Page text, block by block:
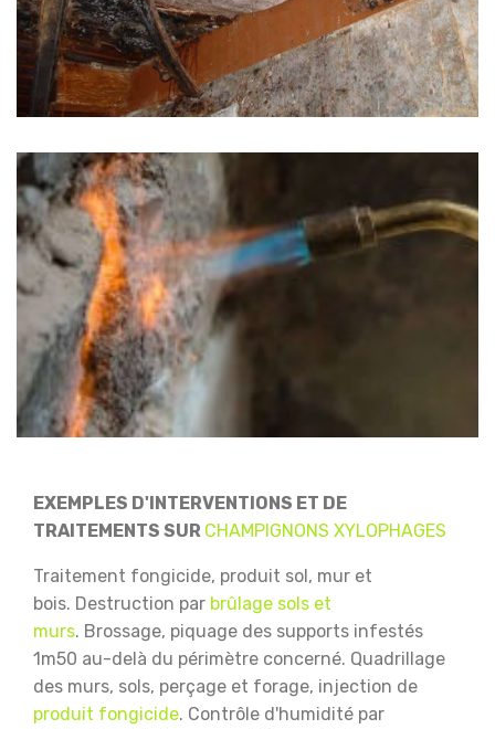
EXEMPLES D'INTERVENTIONS ET DE
TRAITEMENTS SUR CHAMPIGNONS XYLOPHAGES
Traitement fongicide, produit sol, mur et
bois. Destruction par brûlage sols et
murs. Brossage, piquage des supports infestés
1m50 au-delà du périmètre concerné. Quadrillage
des murs, sols, perçage et forage, injection de
produit fongicide. Contrôle d'humidité par